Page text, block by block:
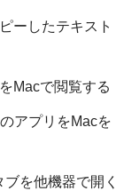
ーしたテキスト
Macで閲覧する
アプリをMacを
を他機器で開く